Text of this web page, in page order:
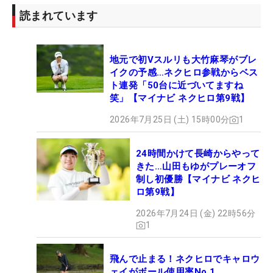
第2次予選から参加ができる。新しい武器を手に入
れた24歳は、「今年が最後」という決意を示すプロ
テストへと挑んでいく。
選手同士の口コミなどで、まだまだツアーで拡大す
る予感も？ そう遠くない未来に、プロテスト突破を
れているクラブになっているかもしれない。（文・
小池文子）
読まれています
地元で初Vスルリも大竹麻琴がブレ
イクの予感…ネクヒロ参戦からベス
ト連発「50台に近づいてますね
笑」【マイナビ ネクヒロ第9戦】
2026年7月25日 (土) 15時00分 1
24時間かけて長崎からやって
きた…山田もゆがプレーオフ
制し初優勝【マイナビ ネクヒ
ロ第9戦】
2026年7月24日 (金) 22時56分
1
飛んで止まる！ネクヒロでキャロウ